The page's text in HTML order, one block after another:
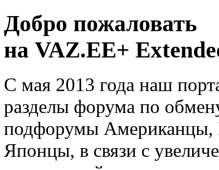
Добро пожаловать
на VAZ.EE+
С мая 2013 года наш
разделы форума по
подфорумы
Японцы, в связи с